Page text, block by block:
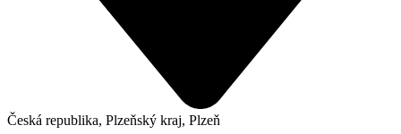
Česká republika, Plzeňský kraj, Plzeň